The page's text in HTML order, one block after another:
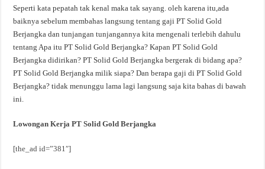
Seperti kata pepatah tak kenal maka tak sayang. oleh karena itu,ada
baiknya sebelum membahas langsung tentang gaji PT Solid Gold
Berjangka dan tunjangan tunjangannya kita mengenali terlebih dahulu
tentang Apa itu PT Solid Gold Berjangka? Kapan PT Solid Gold
Berjangka didirikan? PT Solid Gold Berjangka bergerak di bidang apa?
PT Solid Gold Berjangka milik siapa? Dan berapa gaji di PT Solid Gold
Berjangka? tidak menunggu lama lagi langsung saja kita bahas di bawah
ini.
Lowongan Kerja PT Solid Gold Berjangka
[the_ad id=”381″]